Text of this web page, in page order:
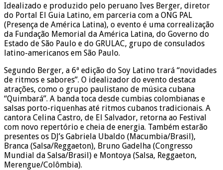
Idealizado e produzido pelo peruano Ives Berger, diretor
do Portal El Guia Latino, em parceria com a ONG PAL
(Presença de América Latina), o evento é uma correalização
da Fundação Memorial da América Latina, do Governo do
Estado de São Paulo e do GRULAC, grupo de consulados
latino-americanos em São Paulo.
Segundo Berger, a 6ª edição do Soy Latino trará “novidades
de ritmos e sabores”. O idealizador do evento destaca
atrações, como o grupo paulistano de música cubana
“Quimbará”. A banda toca desde cumbias colombianas e
salsas porto-riquenhas até ritmos cubanos tradicionais. A
cantora Celina Castro, de El Salvador, retorna ao Festival
com novo repertório e cheia de energia. Também estarão
presentes os DJ’s Gabriela Ubaldo (Macumbia/Brasil),
Branca (Salsa/Reggaeton), Bruno Gadelha (Congresso
Mundial da Salsa/Brasil) e Montoya (Salsa, Reggaeton,
Merengue/Colômbia).